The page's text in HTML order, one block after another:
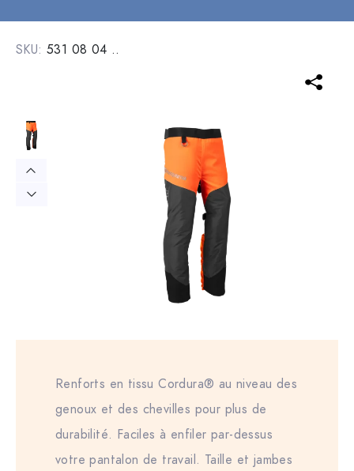
SKU: 531 08 04 ..
Renforts en tissu Cordura® au niveau des
genoux et des chevilles pour plus de
durabilité. Faciles à enfiler par-dessus
votre pantalon de travail. Taille et jambes